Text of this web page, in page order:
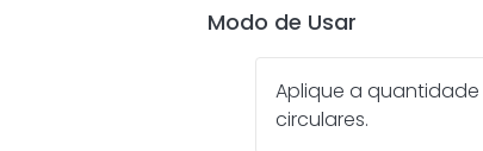
Modo de Usar
Aplique a
circulares.